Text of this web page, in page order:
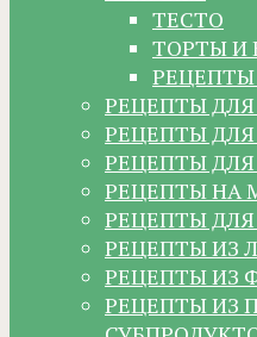
ТЕСТО
ТОРТЫ И
РЕЦЕПТЫ
РЕЦЕПТЫ
РЕЦЕПТЫ
РЕЦЕПТЫ НА
РЕЦЕПТЫ
РЕЦЕПТЫ ИЗ
РЕЦЕПТЫ ИЗ
РЕЦЕПТЫ ИЗ